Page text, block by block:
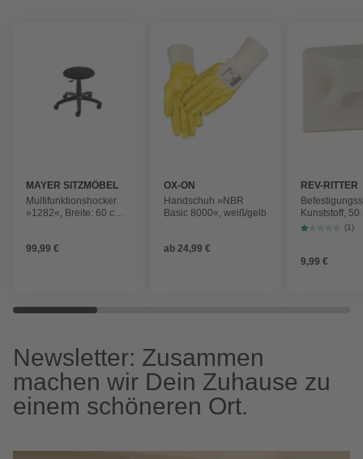
MAYER SITZMÖBEL
Multifunktionshocker
»1282«, Breite: 60 cm,
99,99 €
OX-ON
Handschuh »NBR
Basic 8000«, weiß/gelb
ab 24,99 €
REV-RITTER
Kunststoff, 50
(1)
9,99 €
Newsletter: Zusammen
machen wir Dein Zuhause zu
einem schöneren Ort.